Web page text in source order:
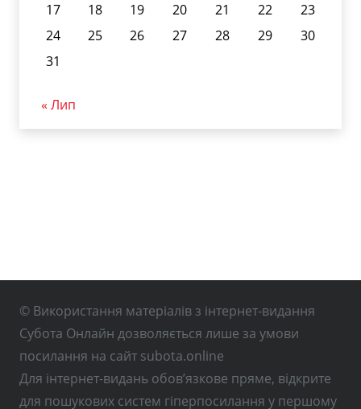
17
18 19 20 21 22
23
24
25 26 27 28 29
30
31
« Лип
© Використання матеріалів з інтернет-видання
Субота Онлайн дозволяється лише за умови
посилання на сайт subota.online
Для інтернет-видань обов’язкове пряме, відкрите
для пошукових систем гіперпосилання у першому